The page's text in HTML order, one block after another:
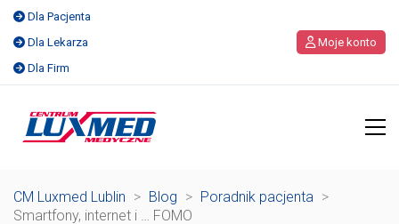
Dla Pacjenta
Dla Lekarza
Dla Firm
Moje konto
CM Luxmed Lublin > Blog > Poradnik pacjenta >
Smartfony, internet i … FOMO